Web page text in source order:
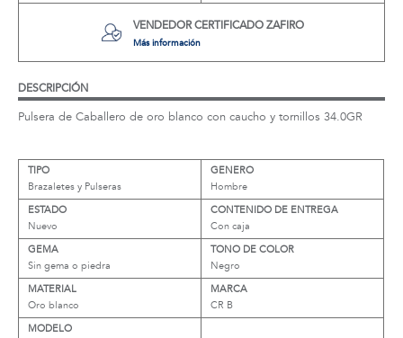
VENDEDOR CERTIFICADO ZAFIRO
Más información
DESCRIPCIÓN
Pulsera de Caballero de oro blanco con caucho y tornillos 34.0GR
TIPO
Brazaletes y Pulseras
GENERO
Hombre
ESTADO
Nuevo
CONTENIDO DE ENTREGA
Con caja
GEMA
Sin gema o piedra
TONO DE COLOR
Negro
MATERIAL
Oro blanco
MARCA
CR B
MODELO